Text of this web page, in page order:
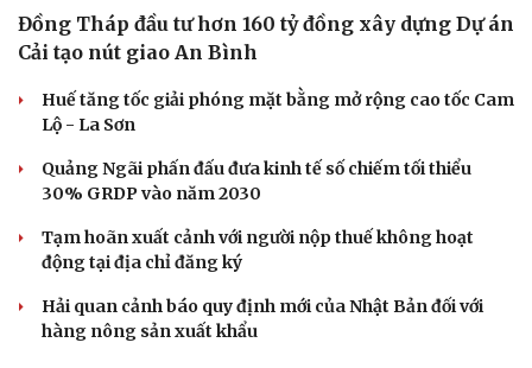
Đồng Tháp đầu tư hơn 160 tỷ đồng xây dựng Dự án
Cải tạo nút giao An Bình
Huế tăng tốc giải phóng mặt bằng mở rộng cao tốc Cam
Lộ - La Sơn
Quảng Ngãi phấn đấu đưa kinh tế số chiếm tối thiểu
30% GRDP vào năm 2030
Tạm hoãn xuất cảnh với người nộp thuế không hoạt
động tại địa chỉ đăng ký
Hải quan cảnh báo quy định mới của Nhật Bản đối với
hàng nông sản xuất khẩu